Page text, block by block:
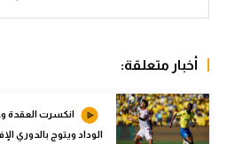
كرة طائرة
الوطن العربي
في المونديال
أخبار متعلقة:
انكسرت العقدة
الوداد ويتوج بالدوري الإفريقي و4